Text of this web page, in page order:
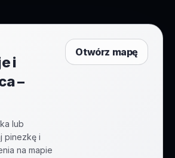
i
–
lub
pinezkę i
na mapie
Otwórz mapę